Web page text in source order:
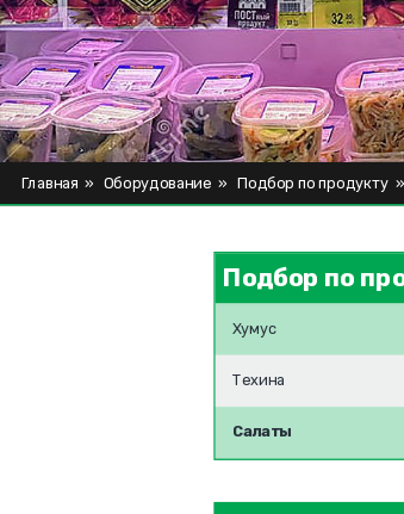
Главная » Оборудование » Подбор по продукту
Подбор по
Хумус
Техина
Салаты